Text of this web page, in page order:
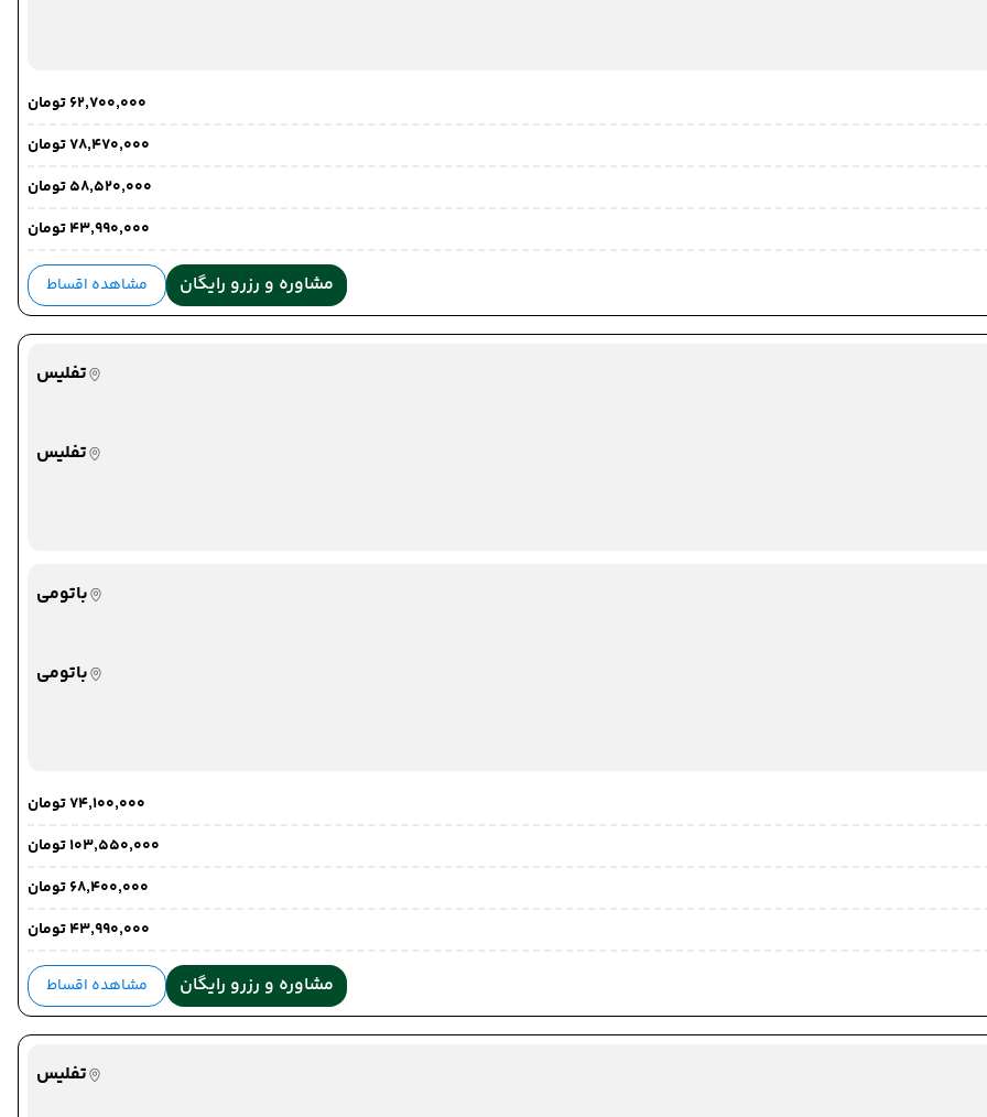
۶۲٬۷۰۰٬۰۰۰ تومان
۷۸٬۴۷۰٬۰۰۰ تومان
۵۸٬۵۲۰٬۰۰۰ تومان
۴۳٬۹۹۰٬۰۰۰ تومان
مشاوره و رزرو رایگان مشاهده اقساط
تفلیس
تفلیس
باتومی
باتومی
۷۴٬۱۰۰٬۰۰۰ تومان
۱۰۳٬۵۵۰٬۰۰۰ تومان
۶۸٬۴۰۰٬۰۰۰ تومان
۴۳٬۹۹۰٬۰۰۰ تومان
مشاوره و رزرو رایگان مشاهده اقساط
تفلیس